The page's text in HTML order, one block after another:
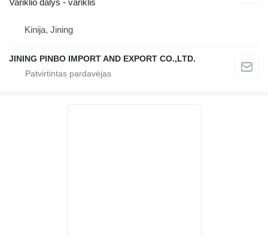
Kinija, Jining
JINING PINBO IMPORT AND EXPORT CO.,LTD.